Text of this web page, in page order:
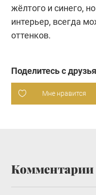
жёлтого и синего,
интерьер, всегда
оттенков.
Поделитесь с
Мне нравится
Комментарии